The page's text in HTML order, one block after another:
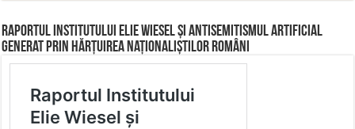
Raportul Institutului Elie Wiesel și Antisemitismul Artificial
Generat prin Hărțuirea Naționaliștilor Români